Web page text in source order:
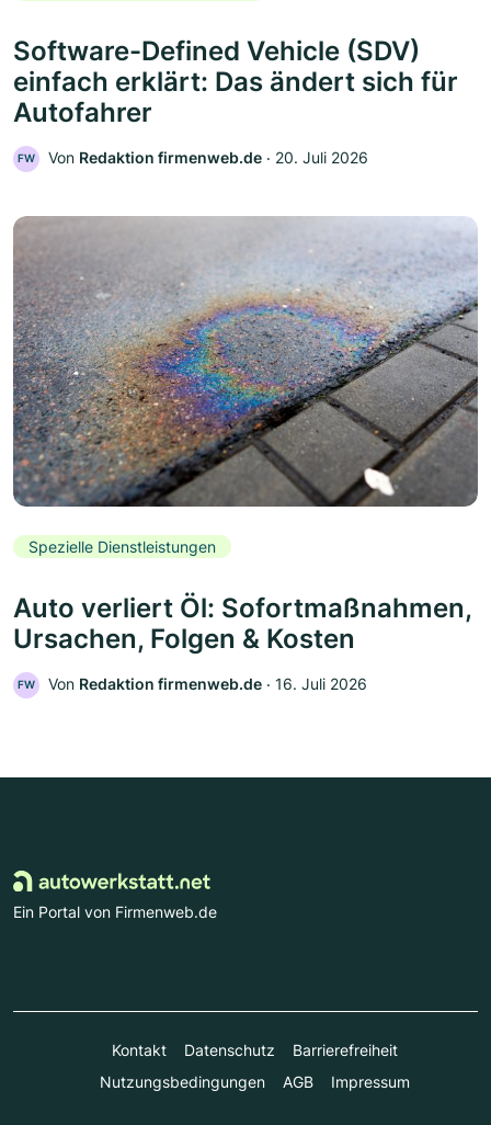
Software-Defined Vehicle (SDV)
einfach erklärt: Das ändert sich für
Autofahrer
FW Von Redaktion firmenweb.de ‧ 20. Juli 2026
Spezielle Dienstleistungen
Auto verliert Öl: Sofortmaßnahmen,
Ursachen, Folgen & Kosten
FW Von Redaktion firmenweb.de ‧ 16. Juli 2026
Ein Portal von Firmenweb.de
Kontakt Datenschutz
Barrierefreiheit
Nutzungsbedingungen
AGB Impressum